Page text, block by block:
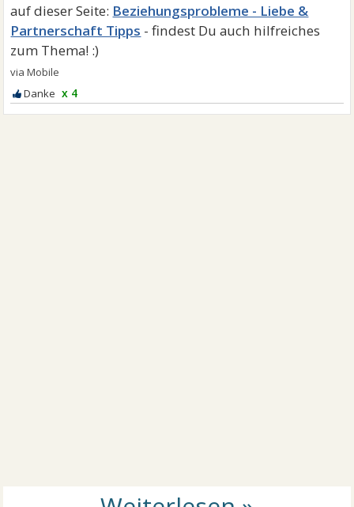
Beziehungsprobleme - Liebe &
Partnerschaft Tipps
x 4